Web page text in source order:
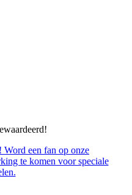
Word een fan op onze
te komen voor speciale